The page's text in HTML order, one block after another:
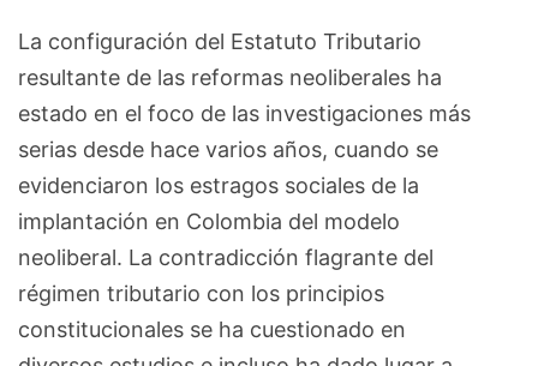
La configuración del Estatuto Tributario
resultante de las reformas neoliberales ha
estado en el foco de las investigaciones más
serias desde hace varios años, cuando se
evidenciaron los estragos sociales de la
implantación en Colombia del modelo
neoliberal. La contradicción flagrante del
régimen tributario con los principios
constitucionales se ha cuestionado en